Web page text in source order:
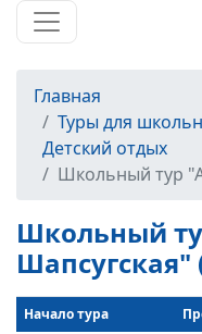
Главная
Туры для
Детский отдых
Школьный тур
Школьный
Шапсугская"
Начало тура